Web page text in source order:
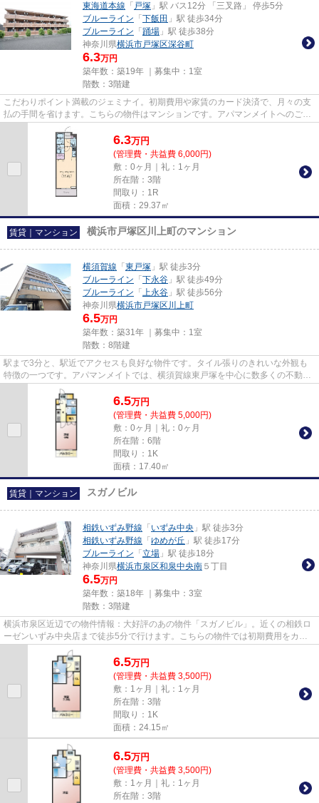
東海道本線 「 戸塚 」駅 バス12分 「三叉路」 停歩5分
ブルーライン 「 下飯田 」駅 徒歩34分
ブルーライン 「 踊場 」駅 徒歩38分
神奈川県横浜市戸塚区深谷町
6.3万円
築年数：築19年 ｜募集中： 1室
階数：3階建
こだわりポイント満載のジェミナイ。初期費用や家賃のカード決済で、月々の支
払の手間を省けます。こちらの物件はマンションです。アパマンメイトへのご連
絡は、こちらの045-438-9891...
6.3万円
(管理費・共益費 6,000円)
敷：0ヶ月｜礼：1ヶ月
所在階：3階
間取り：1R
面積：29.37㎡
賃貸｜マンション 横浜市戸塚区川上町のマンション
横須賀線 「 東戸塚 」駅 徒歩3分
ブルーライン 「 下永谷 」駅 徒歩49分
ブルーライン 「 上永谷 」駅 徒歩56分
神奈川県横浜市戸塚区 川上町
6.5万円
築年数：築31年 ｜募集中： 1室
階数：8階建
駅まで3分と、駅近でアクセスも良好な物件です。タイル張りのきれいな外観も
特徴の一つです。アパマンメイトでは、横須賀線東戸塚を中心に数多くの不動産
情報を取り扱っております。駅...
6.5万円
(管理費・共益費 5,000円)
敷：0ヶ月｜礼：0ヶ月
所在階：6階
間取り：1K
面積：17.40㎡
賃貸｜マンション スガノビル
相鉄いずみ野線 「 いずみ中央 」駅 徒歩3分
相鉄いずみ野線 「 ゆめが丘 」駅 徒歩17分
ブルーライン 「 立場 」駅 徒歩18分
神奈川県横浜市泉区和泉中央南 ５丁目
6.5万円
築年数：築18年 ｜募集中： 3室
階数：3階建
横浜市泉区近辺での物件情報：大好評のあの物件「スガノビル」。近くの相鉄ロ
ーゼンいずみ中央店まで徒歩5分で行けます。こちらの物件では初期費用をカー
ドでお支払いいただけます。駅...
6.5万円
(管理費・共益費 3,500円)
敷：1ヶ月｜礼：1ヶ月
所在階：3階
間取り：1K
面積：24.15㎡
6.5万円
(管理費・共益費 3,500円)
敷：1ヶ月｜礼：1ヶ月
所在階：3階